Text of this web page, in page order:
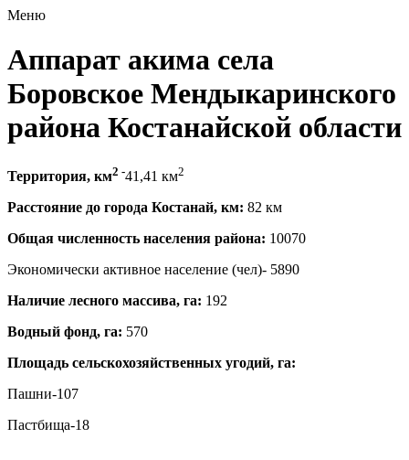
Меню
Аппарат акима села
Боровское Мендыкаринского
района Костанайской области
Территория, км2 -41,41 км2
Расстояние до города Костанай, км: 82 км
Общая численность населения района: 10070
Экономически активное население (чел)- 5890
Наличие лесного массива, га: 192
Водный фонд, га: 570
Площадь сельскохозяйственных угодий, га:
Пашни-107
Пастбища-18